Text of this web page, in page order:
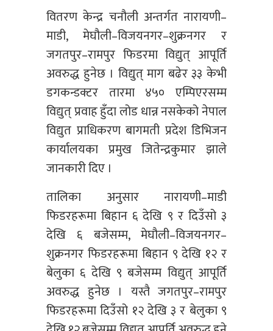
वितरण केन्द्र चनौली अन्तर्गत नारायणी–
माडी, मेघौली–विजयनगर–शुक्रनगर र
जगतपुर–रामपुर फिडरमा विद्युत् आपूर्ति
अवरुद्ध हुनेछ । विद्युत् माग बढेर ३३ केभी
डगकन्डक्टर तारमा ४५० एम्पिएरसम्म
विद्युत् प्रवाह हुँदा लोड धान्न नसकेको नेपाल
विद्युत प्राधिकरण बागमती प्रदेश डिभिजन
कार्यालयका प्रमुख जितेन्द्रकुमार झाले
जानकारी दिए ।
तालिका अनुसार नारायणी–माडी
फिडरहरूमा बिहान ६ देखि ९ र दिउँसो ३
देखि ६ बजेसम्म, मेघौली–विजयनगर–
शुक्रनगर फिडरहरूमा बिहान ९ देखि १२ र
बेलुका ६ देखि ९ बजेसम्म विद्युत् आपूर्ति
अवरुद्ध हुनेछ । यस्तै जगतपुर–रामपुर
फिडरहरूमा दिउँसो १२ देखि ३ र बेलुका ९